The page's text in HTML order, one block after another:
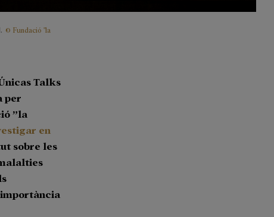
© Fundació "la
Talks
per
”la
en
sobre les